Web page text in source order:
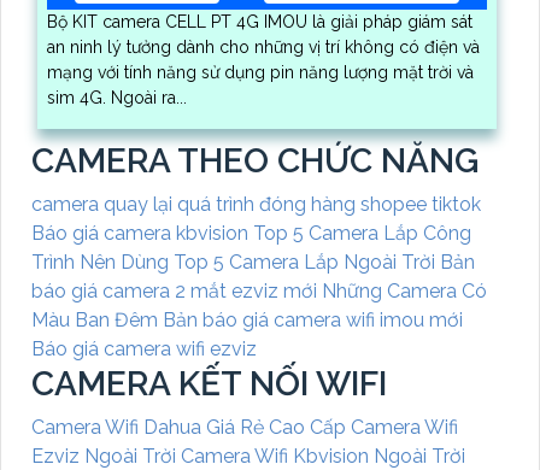
Bộ KIT camera CELL PT 4G IMOU là giải pháp giám sát
an ninh lý tưởng dành cho những vị trí không có điện và
mạng với tính năng sử dụng pin năng lượng mặt trời và
sim 4G. Ngoài ra...
CAMERA THEO CHỨC NĂNG
camera quay lại quá trình đóng hàng shopee tiktok
Báo giá camera kbvision Top 5 Camera Lắp Công
Trình Nên Dùng Top 5 Camera Lắp Ngoài Trời Bản
báo giá camera 2 mắt ezviz mới Những Camera Có
Màu Ban Đêm Bản báo giá camera wifi imou mới
Báo giá camera wifi ezviz
CAMERA KẾT NỐI WIFI
Camera Wifi Dahua Giá Rẻ Cao Cấp Camera Wifi
Ezviz Ngoài Trời Camera Wifi Kbvision Ngoài Trời